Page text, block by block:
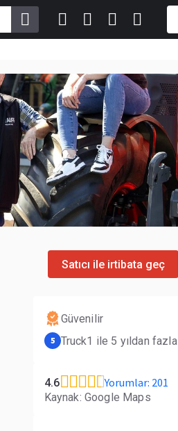
Satıcı ile irtibata geç
Güvenilir
5 Truck1 ile 5 yıldan fazla
4.6 Yorumlar: 201
Kaynak: Google Maps